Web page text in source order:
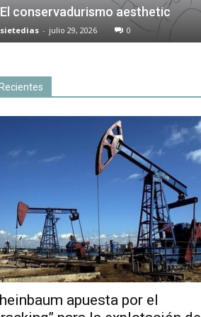
El conservadurismo aesthetic
sietedias - julio 29, 2026 0
apuesta por el